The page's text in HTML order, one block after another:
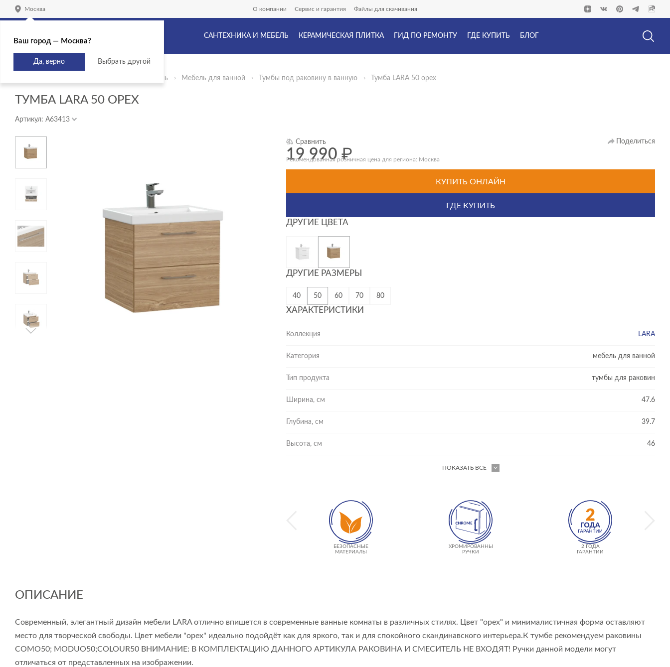
Москва О компании Сервис и гарантия Файлы для скачивания
САНТЕХНИКА И МЕБЕЛЬ КЕРАМИЧЕСКАЯ ПЛИТКА ГИД ПО РЕМОНТУ ГДЕ КУПИТЬ БЛОГ
Сантехника и мебель Мебель для ванной Тумбы под раковину в ванную Тумба LARA 50 орех
ТУМБА LARA 50 ОРЕХ
Артикул: A63413
ХАРАКТЕРИСТИКИ
Коллекция LARA
Категория мебель для ванной
Тип продукта тумбы для раковин
Ширина, см 47.6
Глубина, см 39.7
Высота, см 46
ПОКАЗАТЬ ВСЕ
ДРУГИЕ ЦВЕТА
ДРУГИЕ РАЗМЕРЫ
40 50 60 70 80
Сравнить Поделиться
19 990₽
Рекомендованная розничная цена для региона: Москва
КУПИТЬ ОНЛАЙН
ГДЕ КУПИТЬ
БЕЗОПАСНЫЕ
МАТЕРИАЛЫ
ХРОМИРОВАННЫЕ
РУЧКИ
2 ГОДА
ГАРАНТИИ
ОПИСАНИЕ
Современный, элегантный дизайн мебели LARA отлично впишется в современные ванные комнаты в различных стилях. Цвет "орех" и минималистичная форма оставляют
место для творческой свободы. Цвет мебели "орех" идеально подойдёт как для яркого, так и для спокойного скандинавского интерьера.К тумбе рекомендуем раковины
СOMO50; MODUO50;COLOUR50 ВНИМАНИЕ: В КОМПЛЕКТАЦИЮ ДАННОГО АРТИКУЛА РАКОВИНА И СМЕСИТЕЛЬ НЕ ВХОДЯТ! Ручки данной модели могут
отличаться от представленных на изображении.
Ваш город — Москва?
Да, верно Выбрать другой